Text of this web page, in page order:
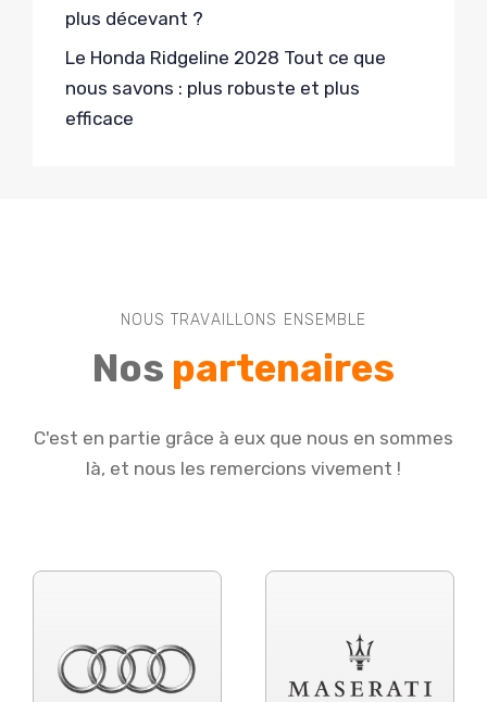
plus décevant ?
Le Honda Ridgeline 2028 Tout ce que
nous savons : plus robuste et plus
efficace
NOUS TRAVAILLONS ENSEMBLE
Nos partenaires
C'est en partie grâce à eux que nous en sommes
là, et nous les remercions vivement !